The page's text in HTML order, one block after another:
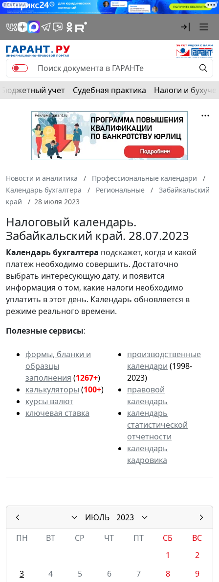
РЕКЛАМА
Бюджетный учет Судебная практика Налоги и
Новости и аналитика
Профессиональные календари
Календарь бухгалтера
Региональные
Забайкальский
край
28 июля 2023
Налоговый календарь.
Забайкальский край. 28.07.2023
Календарьбухгалтера подскажет, когда и какой
платеж необходимо совершить. Достаточно
выбрать интересующую дату, и появится
информация о том, какие налоги необходимо
уплатить в этот день. Календарь обновляется в
режиме реального времени.
Полезные сервисы:
формы, бланки и
образцы
заполнения (1267+)
калькуляторы (100+)
курсы валют
ключевая ставка
производственные
календари (1998-
2023)
правовой
календарь
календарь
статистической
отчетности
календарь
кадровика
ИЮЛЬ
2023
ПН
ВТ СР ЧТ ПТ СБ
ВС
1
2
3
4 5 6 7 8
9